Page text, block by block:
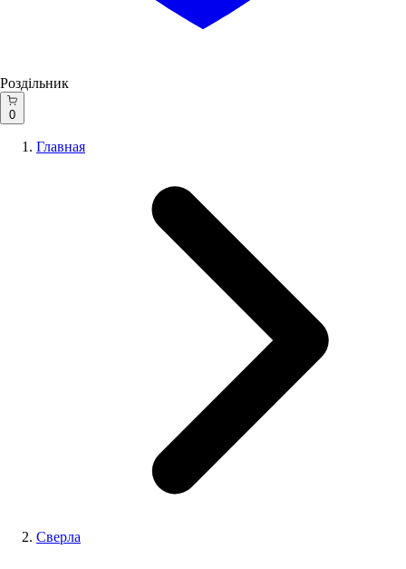
Роздільник
0
Главная
Сверла